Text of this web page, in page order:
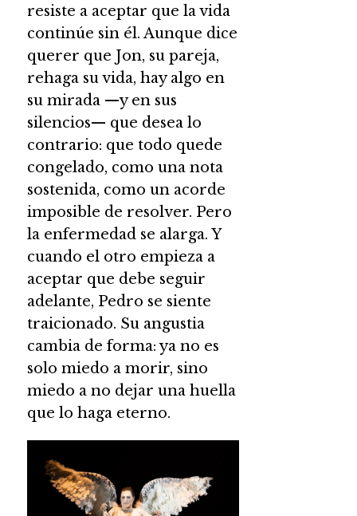
resiste a aceptar que la vida
continúe sin él. Aunque dice
querer que Jon, su pareja,
rehaga su vida, hay algo en
su mirada —y en sus
silencios— que desea lo
contrario: que todo quede
congelado, como una nota
sostenida, como un acorde
imposible de resolver. Pero
la enfermedad se alarga. Y
cuando el otro empieza a
aceptar que debe seguir
adelante, Pedro se siente
traicionado. Su angustia
cambia de forma: ya no es
solo miedo a morir, sino
miedo a no dejar una huella
que lo haga eterno.